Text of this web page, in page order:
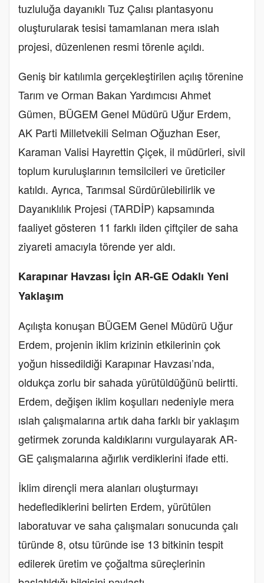
tuzluluğa dayanıklı Tuz Çalısı plantasyonu
oluşturularak tesisi tamamlanan mera ıslah
projesi, düzenlenen resmi törenle açıldı.
Geniş bir katılımla gerçekleştirilen açılış törenine
Tarım ve Orman Bakan Yardımcısı Ahmet
Gümen, BÜGEM Genel Müdürü Uğur Erdem,
AK Parti Milletvekili Selman Oğuzhan Eser,
Karaman Valisi Hayrettin Çiçek, il müdürleri, sivil
toplum kuruluşlarının temsilcileri ve üreticiler
katıldı. Ayrıca, Tarımsal Sürdürülebilirlik ve
Dayanıklılık Projesi (TARDİP) kapsamında
faaliyet gösteren 11 farklı ilden çiftçiler de saha
ziyareti amacıyla törende yer aldı.
Karapınar Havzası İçin AR-GE Odaklı Yeni
Yaklaşım
Açılışta konuşan BÜGEM Genel Müdürü Uğur
Erdem, projenin iklim krizinin etkilerinin çok
yoğun hissedildiği Karapınar Havzası’nda,
oldukça zorlu bir sahada yürütüldüğünü belirtti.
Erdem, değişen iklim koşulları nedeniyle mera
ıslah çalışmalarına artık daha farklı bir yaklaşım
getirmek zorunda kaldıklarını vurgulayarak AR-
GE çalışmalarına ağırlık verdiklerini ifade etti.
İklim dirençli mera alanları oluşturmayı
hedeflediklerini belirten Erdem, yürütülen
laboratuvar ve saha çalışmaları sonucunda çalı
türünde 8, otsu türünde ise 13 bitkinin tespit
edilerek üretim ve çoğaltma süreçlerinin